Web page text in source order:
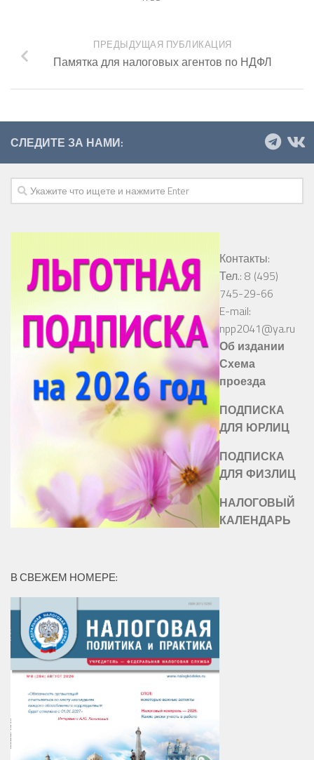
ПРЕДЫДУЩАЯ ПУБЛИКАЦИЯ
Памятка для налоговых агентов по НДФЛ
СЛЕДИТЕ ЗА НАМИ:
Контакты:
Тел.: 8 (495)
745-29-66
E-mail:
npp2041@ya.ru
Об издании
Схема
проезда
ПОДПИСКА
ДЛЯ ЮРЛИЦ
ПОДПИСКА
ДЛЯ ФИЗЛИЦ
НАЛОГОВЫЙ
КАЛЕНДАРЬ
В СВЕЖЕМ НОМЕРЕ: